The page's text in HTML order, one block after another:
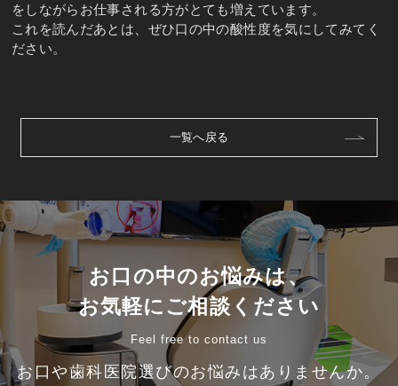
をしながらお仕事される方がとても増えています。
これを読んだあとは、ぜひ口の中の酸性度を気にしてみてく
ださい。
一覧へ戻る
お口の中のお悩みは、
お気軽にご相談ください
Feel free to contact us
お口や歯科医院選びのお悩みはありませんか。